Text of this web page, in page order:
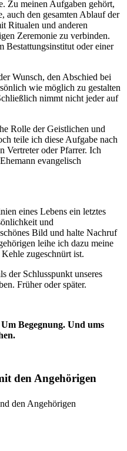
Zu meinen Aufgaben gehört,
auch den gesamten Ablauf der
Ritualen und anderen
Zeremonie zu verbinden.
Bestattungsinstitut oder einer
Wunsch, den Abschied bei
wie möglich zu gestalten
nimmt nicht jeder auf
Rolle der Geistlichen und
teile ich diese Aufgabe nach
Vertreter oder Pfarrer. Ich
evangelisch
eines Lebens ein letztes
und
Bild und halte Nachruf
leihe ich dazu meine
zugeschnürt ist.
der Schlusspunkt unseres
Früher oder später.
Begegnung. Und ums
den Angehörigen